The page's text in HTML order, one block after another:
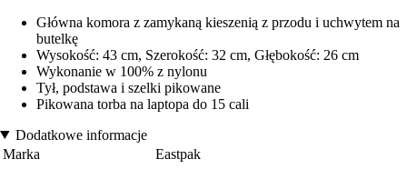
Główna komora z zamykaną kieszenią z przodu i uchwytem na
butelkę
Wysokość: 43 cm, Szerokość: 32 cm, Głębokość: 26 cm
Wykonanie w 100% z nylonu
Tył, podstawa i szelki pikowane
Pikowana torba na laptopa do 15 cali
Dodatkowe informacje
Marka
Eastpak